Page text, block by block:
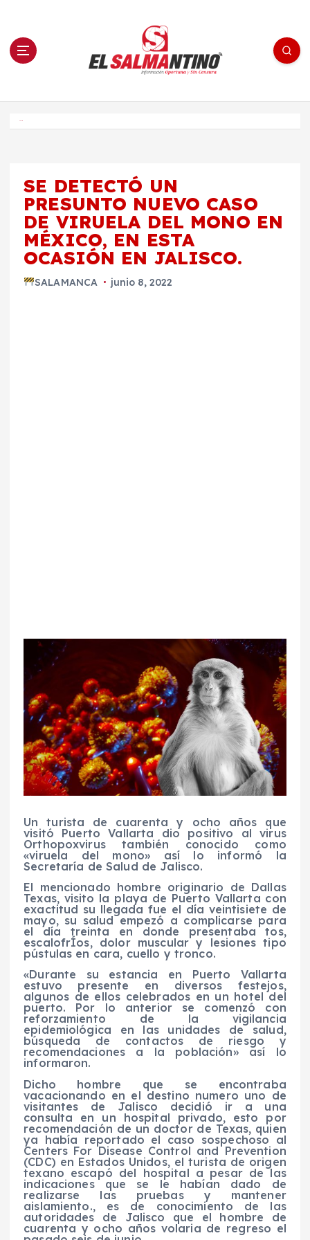
n El Salmantino - medios/noticias/editorial
SE DETECTÓ UN
PRESUNTO NUEVO CASO
DE VIRUELA DEL MONO EN
MÉXICO, EN ESTA
OCASIÓN EN JALISCO.
SALAMANCA junio 8, 2022
Un turista de cuarenta y ocho años que
visitó Puerto Vallarta dio positivo al virus
Orthopoxvirus también conocido como
«viruela del mono» así lo informó la
Secretaría de Salud de Jalisco.
El mencionado hombre originario de Dallas
Texas, visito la playa de Puerto Vallarta con
exactitud su llegada fue el día veintisiete de
mayo, su salud empezó a complicarse para
el día treinta en donde presentaba tos,
escalofrÍos, dolor muscular y lesiones tipo
pústulas en cara, cuello y tronco.
«Durante su estancia en Puerto Vallarta
estuvo presente en diversos festejos,
algunos de ellos celebrados en un hotel del
puerto. Por lo anterior se comenzó con
reforzamiento de la vigilancia
epidemiológica en las unidades de salud,
búsqueda de contactos de riesgo y
recomendaciones a la población» así lo
informaron.
Dicho hombre que se encontraba
vacacionando en el destino numero uno de
visitantes de Jalisco decidió ir a una
consulta en un hospital privado, esto por
recomendación de un doctor de Texas, quien
ya había reportado el caso sospechoso al
Centers For Disease Control and Prevention
(CDC) en Estados Unidos, el turista de origen
texano escapó del hospital a pesar de las
indicaciones que se le habían dado de
realizarse las pruebas y mantener
aislamiento., es de conocimiento de las
autoridades de Jalisco que el hombre de
cuarenta y ocho años volaria de regreso el